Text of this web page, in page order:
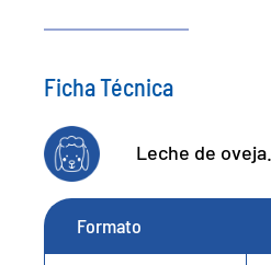
Ficha Técnica
Leche de oveja.
Formato